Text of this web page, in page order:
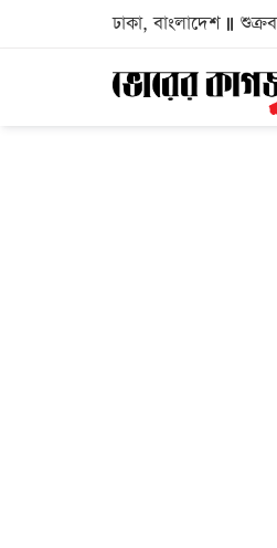
ঢাকা, বাংলাদেশ